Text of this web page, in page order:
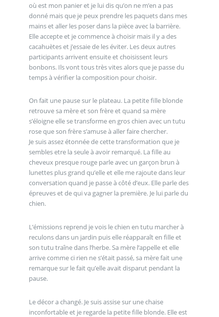
où est mon panier et je lui dis qu’on ne m’en a pas
donné mais que je peux prendre les paquets dans mes
mains et aller les poser dans la pièce avec la barrière.
Elle accepte et je commence à choisir mais il y a des
cacahuètes et j’essaie de les éviter. Les deux autres
participants arrivent ensuite et choisissent leurs
bonbons. Ils vont tous très vites alors que je passe du
temps à vérifier la composition pour choisir.
On fait une pause sur le plateau. La petite fille blonde
retrouve sa mère et son frère et quand sa mère
s’éloigne elle se transforme en gros chien avec un tutu
rose que son frère s’amuse à aller faire chercher.
Je suis assez étonnée de cette transformation que je
sembles etre la seule à avoir remarqué. La fille au
cheveux presque rouge parle avec un garçon brun à
lunettes plus grand qu’elle et elle me rajoute dans leur
conversation quand je passe à côté d’eux. Elle parle des
épreuves et de qui va gagner la première. Je lui parle du
chien.
L’émissions reprend je vois le chien en tutu marcher à
reculons dans un jardin puis elle réapparaît en fille et
son tutu traîne dans l’herbe. Sa mère l’appelle et elle
arrive comme ci rien ne s’était passé, sa mère fait une
remarque sur le fait qu’elle avait disparut pendant la
pause.
Le décor a changé. Je suis assise sur une chaise
inconfortable et je regarde la petite fille blonde. Elle est